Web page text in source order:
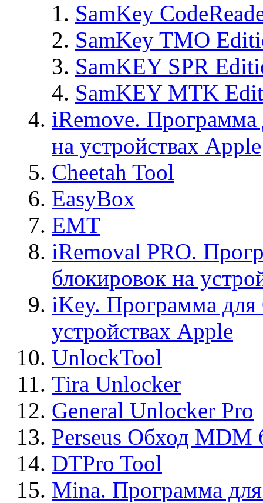
SamKey
SamKey TMO
SamKEY SPR
SamKEY MTK
iRemove. Программа
на устройствах Apple
Cheetah Tool
EasyBox
EMT
iRemoval PRO.
блокировок на
iKey. Программа для
устройствах Apple
UnlockTool
Tira Unlocker
General Unlocker Pro
Perseus Обход MDM
DTPro Tool
Mina. Программа